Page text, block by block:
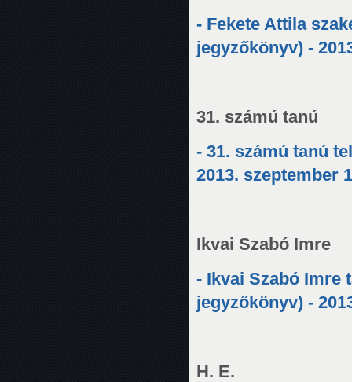
- Fekete Attila
jegyzőkönyv) -
31. számú tanú
- 31. számú tanú
2013. szeptember
Ikvai Szabó Imre
- Ikvai Szabó Imre
jegyzőkönyv) -
H. E.